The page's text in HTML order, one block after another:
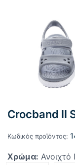
Crocband II
Κωδικός προϊόντος:
Χρώμα: Ανοιχτό